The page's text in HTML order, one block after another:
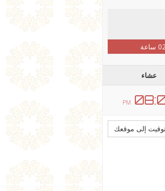
ساعة
عشاء
PM
إلى موقعك